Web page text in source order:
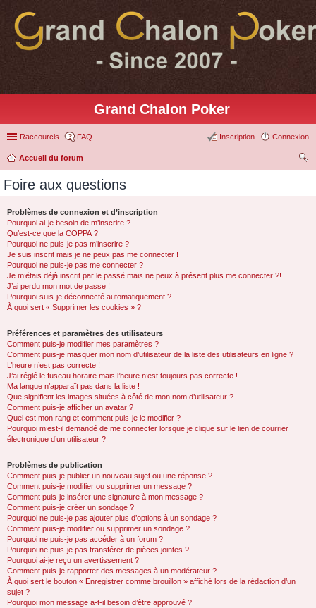
Grand Chalon Poker
Raccourcis FAQ Connexion
Inscription
Accueil du forum
Foire aux questions
Problèmes de connexion et d’inscription
Pourquoi ai-je besoin de m’inscrire ?
Qu’est-ce que la COPPA ?
Pourquoi ne puis-je pas m’inscrire ?
Je suis inscrit mais je ne peux pas me connecter !
Pourquoi ne puis-je pas me connecter ?
Je m’étais déjà inscrit par le passé mais ne peux à présent plus me connecter ?!
J’ai perdu mon mot de passe !
Pourquoi suis-je déconnecté automatiquement ?
À quoi sert « Supprimer les cookies » ?
Préférences et paramètres des utilisateurs
Comment puis-je modifier mes paramètres ?
Comment puis-je masquer mon nom d’utilisateur de la liste des utilisateurs en ligne ?
L’heure n’est pas correcte !
J’ai réglé le fuseau horaire mais l’heure n’est toujours pas correcte !
Ma langue n’apparaît pas dans la liste !
Que signifient les images situées à côté de mon nom d’utilisateur ?
Comment puis-je afficher un avatar ?
Quel est mon rang et comment puis-je le modifier ?
Pourquoi m’est-il demandé de me connecter lorsque je clique sur le lien de courrier
électronique d’un utilisateur ?
Problèmes de publication
Comment puis-je publier un nouveau sujet ou une réponse ?
Comment puis-je modifier ou supprimer un message ?
Comment puis-je insérer une signature à mon message ?
Comment puis-je créer un sondage ?
Pourquoi ne puis-je pas ajouter plus d’options à un sondage ?
Comment puis-je modifier ou supprimer un sondage ?
Pourquoi ne puis-je pas accéder à un forum ?
Pourquoi ne puis-je pas transférer de pièces jointes ?
Pourquoi ai-je reçu un avertissement ?
Comment puis-je rapporter des messages à un modérateur ?
À quoi sert le bouton « Enregistrer comme brouillon » affiché lors de la rédaction d’un
sujet ?
Pourquoi mon message a-t-il besoin d’être approuvé ?